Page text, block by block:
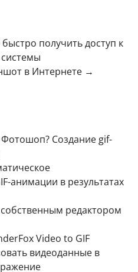
получить доступ к
в Интернете →
Фотошоп? Создание gif-
анимации в результатах
редактором
Video to GIF
видеоданные в